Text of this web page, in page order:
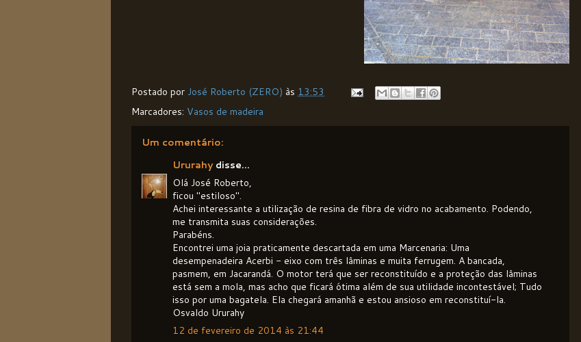
Postado por José Roberto (ZERO) às 13:53
Marcadores: Vasos de madeira
Um comentário:
Ururahy disse...
Olá José Roberto,
ficou "estiloso".
Achei interessante a utilização de resina de fibra de vidro no acabamento. Podendo,
me transmita suas considerações.
Parabéns.
Encontrei uma joia praticamente descartada em uma Marcenaria: Uma
desempenadeira Acerbi - eixo com três lâminas e muita ferrugem. A bancada,
pasmem, em Jacarandá. O motor terá que ser reconstituído e a proteção das lâminas
está sem a mola, mas acho que ficará ótima além de sua utilidade incontestável; Tudo
isso por uma bagatela. Ela chegará amanhã e estou ansioso em reconstituí-la.
Osvaldo Ururahy
12 de fevereiro de 2014 às 21:44